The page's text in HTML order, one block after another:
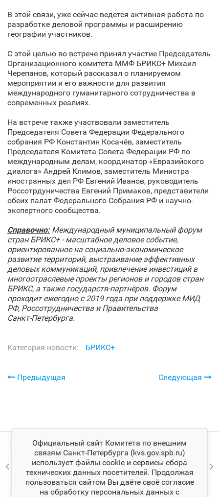
В этой связи, уже сейчас ведется активная работа по
разработке деловой программы и расширению
географии участников.
С этой целью во встрече принял участие Председатель
Организационного комитета ММФ БРИКС+ Михаил
Черепанов, который рассказал о планируемом
мероприятии и его важности для развития
международного гуманитарного сотрудничества в
современных реалиях.
На встрече также участвовали заместитель
Председателя Совета Федерации Федерального
собрания РФ Константин Косачёв, заместитель
Председателя Комитета Совета Федерации РФ по
международным делам, координатор «Евразийского
диалога» Андрей Климов, заместитель Министра
иностранных дел РФ Евгений Иванов, руководитель
Россотрдуничества Евгений Примаков, представители
обеих палат Федерального Собрания РФ и научно-
экспертного сообщества.
Справочно:Международный муниципальный форум
стран БРИКС+ - масштабное деловое событие,
ориентированное на социально-экономическое
развитие территорий, выстраивание эффективных
деловых коммуникаций, привлечение инвестиций в
многоотраслевые проекты регионов и городов стран
БРИКС, а также государств-партнёров. Форум
проходит ежегодно с 2019 года при поддержке МИД
РФ, Россотрудничества и Правительства
Санкт‑Петербурга.
Категория новости: БРИКС+
Предыдущая Следующая
Официальный сайт Комитета по внешним
связям Санкт‑Петербурга (kvs.gov.spb.ru)
использует файлы cookie и сервисы сбора
технических данных посетителей. Продолжая
пользоваться сайтом Вы даёте своё согласие
на обработку персональных данных с